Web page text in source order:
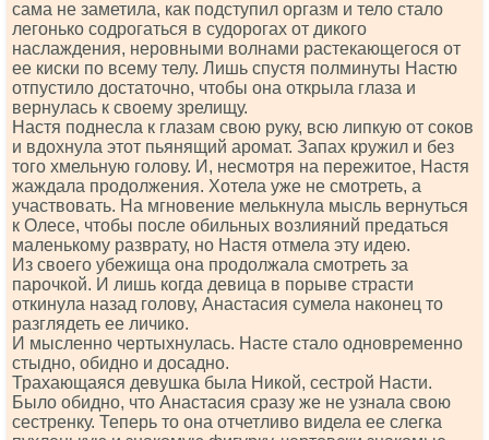
сама не заметила, как подступил оргазм и тело стало
легонько содрогаться в судорогах от дикого
наслаждения, неровными волнами растекающегося от
ее киски по всему телу. Лишь спустя полминуты Настю
отпустило достаточно, чтобы она открыла глаза и
вернулась к своему зрелищу.
Настя поднесла к глазам свою руку, всю липкую от соков
и вдохнула этот пьянящий аромат. Запах кружил и без
того хмельную голову. И, несмотря на пережитое, Настя
жаждала продолжения. Хотела уже не смотреть, а
участвовать. На мгновение мелькнула мысль вернуться
к Олесе, чтобы после обильных возлияний предаться
маленькому разврату, но Настя отмела эту идею.
Из своего убежища она продолжала смотреть за
парочкой. И лишь когда девица в порыве страсти
откинула назад голову, Анастасия сумела наконец то
разглядеть ее личико.
И мысленно чертыхнулась. Насте стало одновременно
стыдно, обидно и досадно.
Трахающаяся девушка была Никой, сестрой Насти.
Было обидно, что Анастасия сразу же не узнала свою
сестренку. Теперь то она отчетливо видела ее слегка